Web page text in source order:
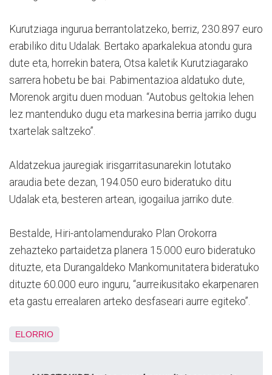
Kurutziaga ingurua berrantolatzeko, berriz, 230.897 euro
erabiliko ditu Udalak. Bertako aparkalekua atondu gura
dute eta, horrekin batera, Otsa kaletik Kurutziagarako
sarrera hobetu be bai. Pabimentazioa aldatuko dute,
Morenok argitu duen moduan. “Autobus geltokia lehen
lez mantenduko dugu eta markesina berria jarriko dugu
txartelak saltzeko”.
Aldatzekua jauregiak irisgarritasunarekin lotutako
araudia bete dezan, 194.050 euro bideratuko ditu
Udalak eta, besteren artean, igogailua jarriko dute.
Bestalde, Hiri-antolamendurako Plan Orokorra
zehazteko partaidetza planera 15.000 euro bideratuko
dituzte, eta Durangaldeko Mankomunitatera bideratuko
dituzte 60.000 euro inguru, “aurreikusitako ekarpenaren
eta gastu errealaren arteko desfaseari aurre egiteko”.
ELORRIO